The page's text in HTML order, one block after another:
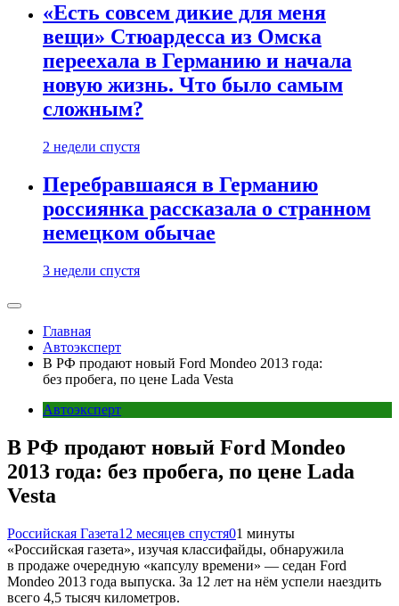
«Есть совсем дикие для меня
вещи» Стюардесса из Омска
переехала в Германию и начала
новую жизнь. Что было самым
сложным?
2 недели спустя
Перебравшаяся в Германию
россиянка рассказала о странном
немецком обычае
3 недели спустя
Главная
Автоэксперт
В РФ продают новый Ford Mondeo 2013 года:
без пробега, по цене Lada Vesta
Автоэксперт
В РФ продают новый Ford Mondeo
2013 года: без пробега, по цене Lada
Vesta
Российская Газета12 месяцев спустя01 минуты
«Российская газета», изучая классифайды, обнаружила
в продаже очередную «капсулу времени» — седан Ford
Mondeo 2013 года выпуска. За 12 лет на нём успели наездить
всего 4,5 тысяч километров.